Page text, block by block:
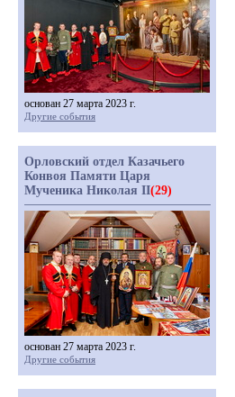
основан 27 марта 2023 г.
Другие события
Орловский отдел Казачьего
Конвоя Памяти Царя
Мученика Николая II(29)
основан 27 марта 2023 г.
Другие события